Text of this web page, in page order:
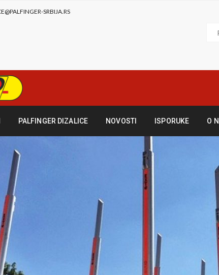
SRBIJA.RS
PALFINGER DIZALICE NOVOSTI ISPORUKE O